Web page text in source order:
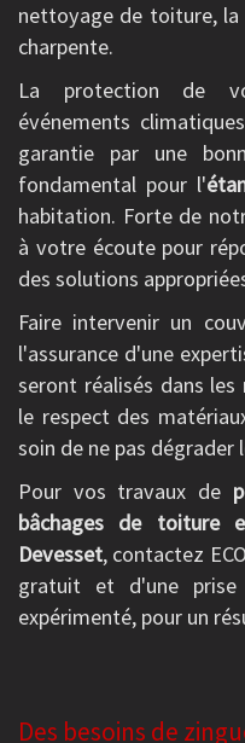
nettoyage de toiture,
charpente.
La protection de
événements
garantie par une
fondamental pour l'
habitation. Forte de
à votre écoute pour
des solutions
Faire intervenir un
l'assurance d'une
seront réalisés dans
le respect des
soin de ne pas dégrader
Pour vos travaux de
bâchages de toiture
Devesset, contactez
gratuit et d'une
expérimenté, pour un
Des besoins de